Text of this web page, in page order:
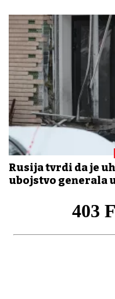
Rusija tvrdi da je
ubojstvo generala